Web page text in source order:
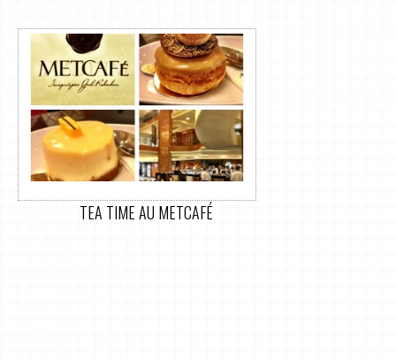
TEA TIME AU METCAFÉ